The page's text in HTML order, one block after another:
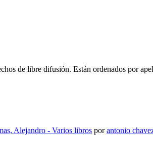
de libre difusión. Están ordenados por
Alejandro - Varios libros porantonio